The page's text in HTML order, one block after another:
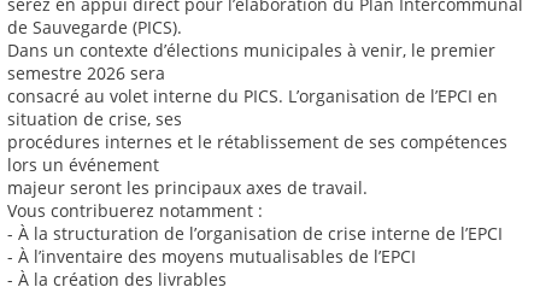
serez en appui direct pour l’élaboration du Plan Intercommunal
de Sauvegarde (PICS).
Dans un contexte d’élections municipales à venir, le premier
semestre 2026 sera
consacré au volet interne du PICS. L’organisation de l’EPCI en
situation de crise, ses
procédures internes et le rétablissement de ses compétences
lors un événement
majeur seront les principaux axes de travail.
Vous contribuerez notamment :
- À la structuration de l’organisation de crise interne de l’EPCI
- À l’inventaire des moyens mutualisables de l’EPCI
- À la création des livrables